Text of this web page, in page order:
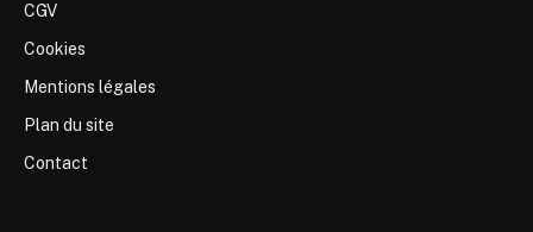
CGV
Cookies
Mentions légales
Plan du site
Contact